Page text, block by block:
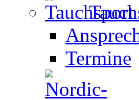
Termine